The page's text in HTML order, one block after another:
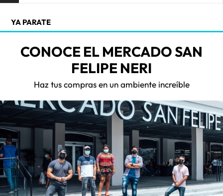
YA PARATE
CONOCE EL MERCADO SAN
FELIPE NERI
Haz tus compras en un ambiente increíble